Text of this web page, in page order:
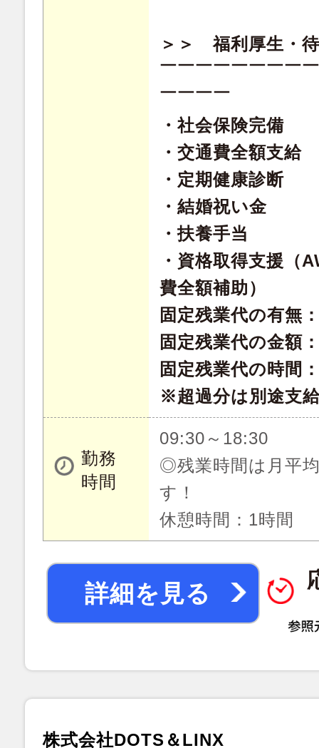
＞＞ 福利厚生・
￣￣￣￣￣￣￣￣
￣￣￣￣
・社会保険完備
・交通費全額支給
・定期健康診断
・結婚祝い金
・扶養手当
・資格取得支援（
費全額補助）
固定残業代の有無
固定残業代の金額
固定残業代の時間
※超過分は別途支
勤務
時間
09:30～18:30
◎残業時間は月平
す！
休憩時間：1時間
詳細を見る
株式会社DOTS＆LINX